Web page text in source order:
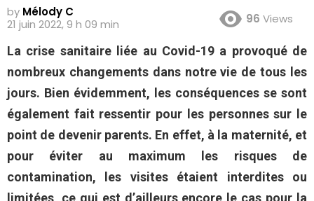
by Mélody C
21 juin 2022, 9 h 09 min
96 Views
La crise sanitaire liée au Covid-19 a provoqué de
nombreux changements dans notre vie de tous les
jours. Bien évidemment, les conséquences se sont
également fait ressentir pour les personnes sur le
point de devenir parents. En effet, à la maternité, et
pour éviter au maximum les risques de
contamination, les visites étaient interdites ou
limitées, ce qui est d’ailleurs encore le cas pour la